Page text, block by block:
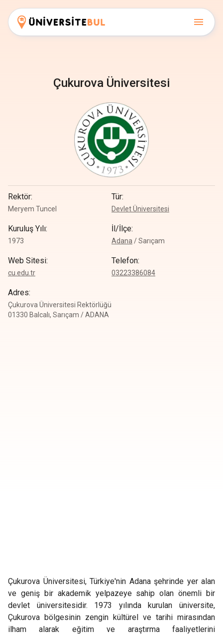
Çukurova Üniversitesi
Çukurova Üniversitesi, Türkiye'nin Adana şehrinde yer alan
ve geniş bir akademik yelpazeye sahip olan önemli bir
devlet üniversitesidir. 1973 yılında kurulan üniversite,
Çukurova bölgesinin zengin kültürel ve tarihi mirasından
ilham alarak eğitim ve araştırma faaliyetlerini
Rektör:
Meryem Tuncel
Tür:
Devlet Üniversitesi
Kuruluş Yılı:
1973
İl/İlçe:
Adana /Sarıçam
Web Sitesi:
cu.edu.tr
Telefon:
03223386084
Adres:
Çukurova Üniversitesi Rektörlüğü
01330 Balcalı, Sarıçam / ADANA